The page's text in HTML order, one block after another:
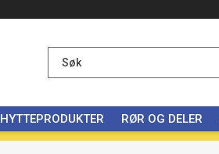
HYTTEPRODUKTER RØR OG DELER